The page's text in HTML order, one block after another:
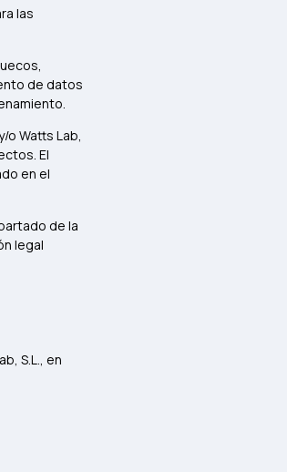
las
de datos
o Watts Lab,
El
en el
de la
legal
S.L., en